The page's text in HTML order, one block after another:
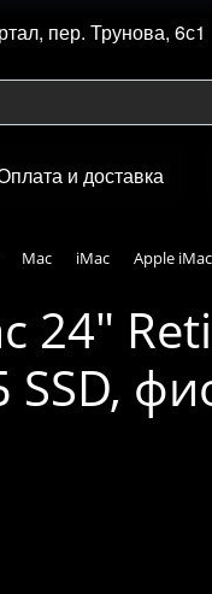
пер. Трунова, 6с1
и доставка
Mac iMac Apple
24"
SSD,